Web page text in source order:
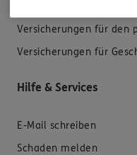
Versicherungen für den
Versicherungen für
Hilfe & Services
E-Mail schreiben
Schaden melden